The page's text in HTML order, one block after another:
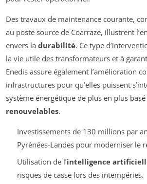
Des travaux de maintenance courante,
au poste source de Coarraze, illustrent
envers la durabilité. Ce type
la vie utile des transformateurs et à
Enedis assure également l’amélioration
infrastructures pour qu’elles puissent
système énergétique de plus en plus
renouvelables.
Investissements de 130 millions par
Pyrénées-Landes pour moderniser le
Utilisation de l’intelligence
risques de casse lors des intempéries.